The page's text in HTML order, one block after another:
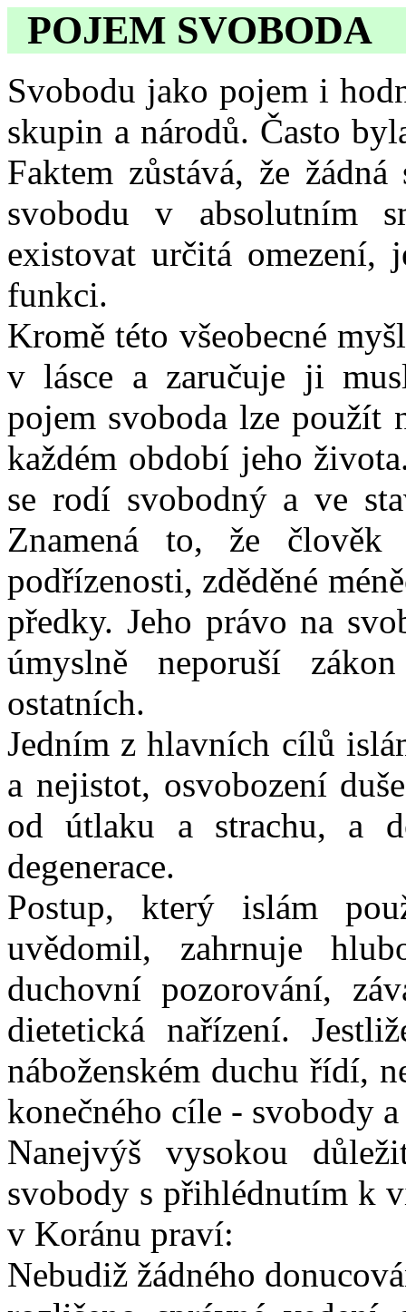
POJEM SVOBODA
Svobodu jako pojem i
skupin a národů. Často
Faktem zůstává, že
svobodu v absolutním
existovat určitá omezení,
funkci.
Kromě této všeobecné
v lásce a zaručuje ji
pojem svoboda lze použít
každém období jeho
se rodí svobodný a ve
Znamená to, že
podřízenosti, zděděné
předky. Jeho právo na
úmyslně neporuší
ostatních.
Jedním z hlavních cílů
a nejistot, osvobození
od útlaku a strachu, a
degenerace.
Postup, který islám
uvědomil, zahrnuje
duchovní pozorování,
dietetická nařízení.
náboženském duchu řídí,
konečného cíle - svobody
Nanejvýš vysokou
svobody s přihlédnutím k
v Koránu praví:
Nebudiž žádného